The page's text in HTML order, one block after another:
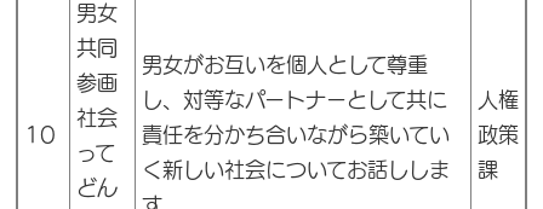
10
男女
共同
参画
社会
って
どん
男女がお互いを個人として尊重
し、対等なパートナーとして共に
責任を分かち合いながら築いてい
く新しい社会についてお話ししま
す
人権
政策
課